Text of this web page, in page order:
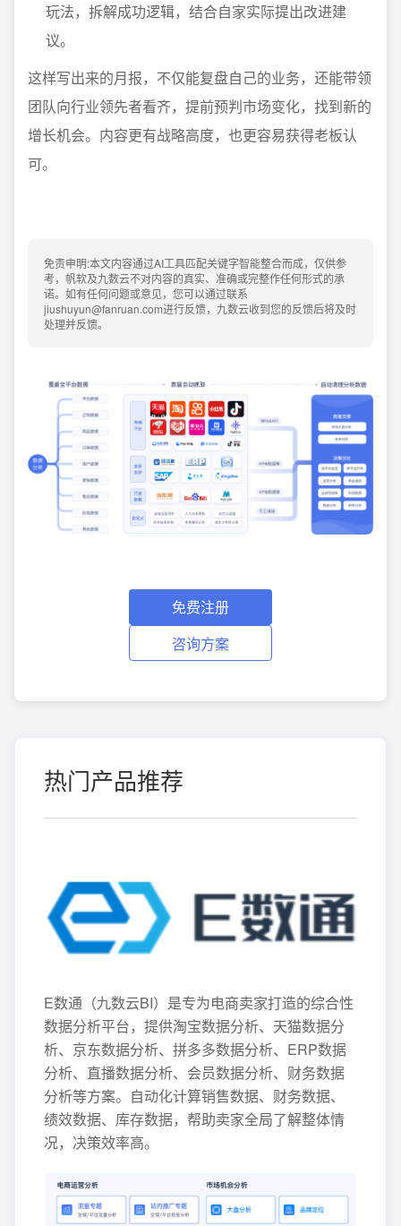
玩法，拆解成功逻辑，结合自家实际提出改进建
议。
这样写出来的月报，不仅能复盘自己的业务，还能带领
团队向行业领先者看齐，提前预判市场变化，找到新的
增长机会。内容更有战略高度，也更容易获得老板认
可。
免责申明:本文内容通过AI工具匹配关键字智能整合而成，仅供参
考，帆软及九数云不对内容的真实、准确或完整作任何形式的承
诺。如有任何问题或意见，您可以通过联系
jiushuyun@fanruan.com进行反馈，九数云收到您的反馈后将及时
处理并反馈。
免费注册
咨询方案
热门产品推荐
E数通（九数云BI）是专为电商卖家打造的综合性
数据分析平台，提供淘宝数据分析、天猫数据分
析、京东数据分析、拼多多数据分析、ERP数据
分析、直播数据分析、会员数据分析、财务数据
分析等方案。自动化计算销售数据、财务数据、
绩效数据、库存数据，帮助卖家全局了解整体情
况，决策效率高。